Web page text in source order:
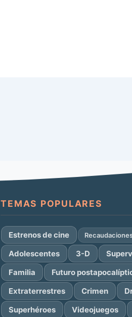
TEMAS POPULARES
Estrenos de cine
Adolescentes 3-D
Familia
Futuro
Extraterrestres
Crimen
Superhéroes
Videojuegos